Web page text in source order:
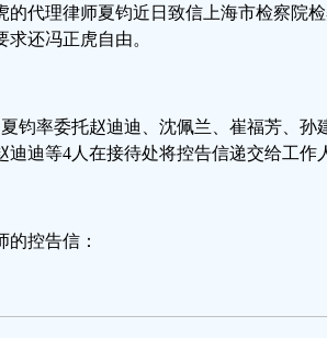
的代理律师夏钧近日致信上海市检察院
还冯正虎自由。
夏钧率委托赵迪迪、沈佩兰、崔福芳、
迪迪等4人在接待处将控告信递交给工作
的控告信：